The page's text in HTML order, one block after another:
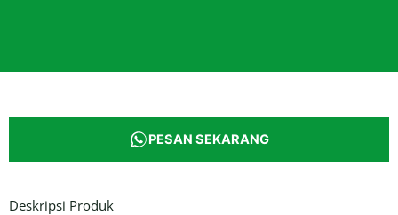
PESAN SEKARANG
Deskripsi Produk